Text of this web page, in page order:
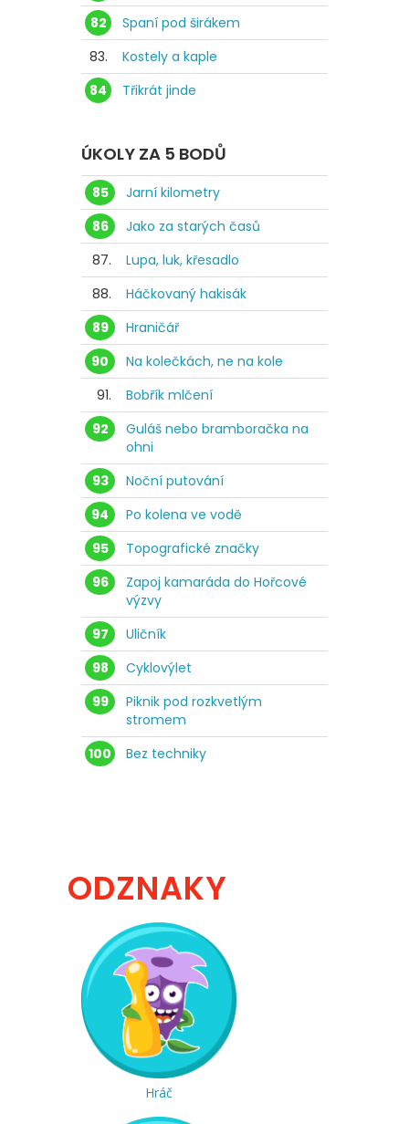
82
Spaní pod širákem
83.
Kostely a kaple
84
Třikrát jinde
ÚKOLY ZA 5 BODŮ
85
Jarní kilometry
86
Jako za starých časů
87.
Lupa, luk, křesadlo
88.
Háčkovaný hakisák
89
Hraničář
90
Na kolečkách, ne na kole
91.
Bobřík mlčení
92
Guláš nebo bramboračka na
ohni
93
Noční putování
94
Po kolena ve vodě
95
Topografické značky
96
Zapoj kamaráda do Hořcové
výzvy
97
Uličník
98
Cyklovýlet
99
Piknik pod rozkvetlým
stromem
100
Bez techniky
ODZNAKY
Hráč